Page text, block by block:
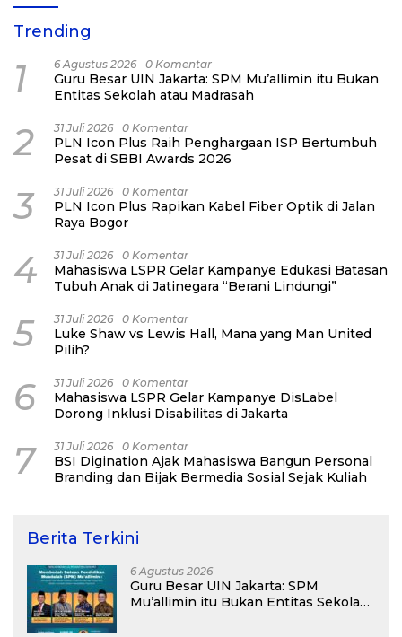
Trending
1 6 Agustus 2026 0 Komentar
Guru Besar UIN Jakarta: SPM Mu’allimin itu Bukan
Entitas Sekolah atau Madrasah
2 31 Juli 2026 0 Komentar
PLN Icon Plus Raih Penghargaan ISP Bertumbuh
Pesat di SBBI Awards 2026
3 31 Juli 2026 0 Komentar
PLN Icon Plus Rapikan Kabel Fiber Optik di Jalan
Raya Bogor
4 31 Juli 2026 0 Komentar
Mahasiswa LSPR Gelar Kampanye Edukasi Batasan
Tubuh Anak di Jatinegara “Berani Lindungi”
5 31 Juli 2026 0 Komentar
Luke Shaw vs Lewis Hall, Mana yang Man United
Pilih?
6 31 Juli 2026 0 Komentar
Mahasiswa LSPR Gelar Kampanye DisLabel
Dorong Inklusi Disabilitas di Jakarta
7 31 Juli 2026 0 Komentar
BSI Digination Ajak Mahasiswa Bangun Personal
Branding dan Bijak Bermedia Sosial Sejak Kuliah
Berita Terkini
6 Agustus 2026
Guru Besar UIN Jakarta: SPM
Mu’allimin itu Bukan Entitas Sekolah